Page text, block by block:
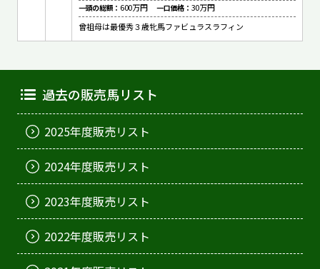
一頭の総額： 600万円 一口価格： 30万円
曾祖母は最優秀３歳牝馬ファビュラスラフィン
過去の販売馬リスト
2025年度販売リスト
2024年度販売リスト
2023年度販売リスト
2022年度販売リスト